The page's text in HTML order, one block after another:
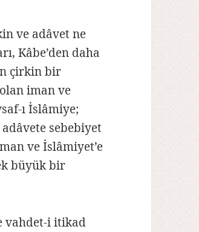
ve adâvet ne
Kâbe’den daha
çirkin bir
iman ve
ı İslâmiye;
sebebiyet
ve İslâmiyet’e
büyük bir
vahdet-i itikad